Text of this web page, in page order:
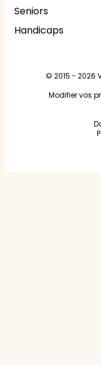
Seniors
Handicaps
© 2015 - 2026
Modifier vos